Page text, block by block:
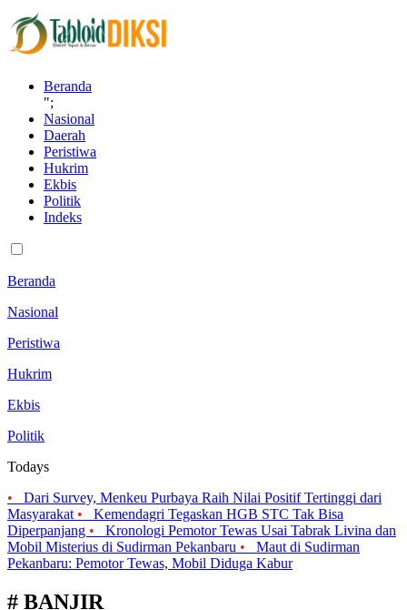
Beranda
";
Nasional
Daerah
Peristiwa
Hukrim
Ekbis
Politik
Indeks
Beranda
Nasional
Peristiwa
Hukrim
Ekbis
Politik
Todays
•
Dari Survey, Menkeu Purbaya Raih Nilai Positif Tertinggi dari
Masyarakat •
Kemendagri Tegaskan HGB STC Tak Bisa
Diperpanjang •
Kronologi Pemotor Tewas Usai Tabrak Livina dan
Mobil Misterius di Sudirman Pekanbaru •
Maut di Sudirman
Pekanbaru: Pemotor Tewas, Mobil Diduga Kabur
# BANJIR